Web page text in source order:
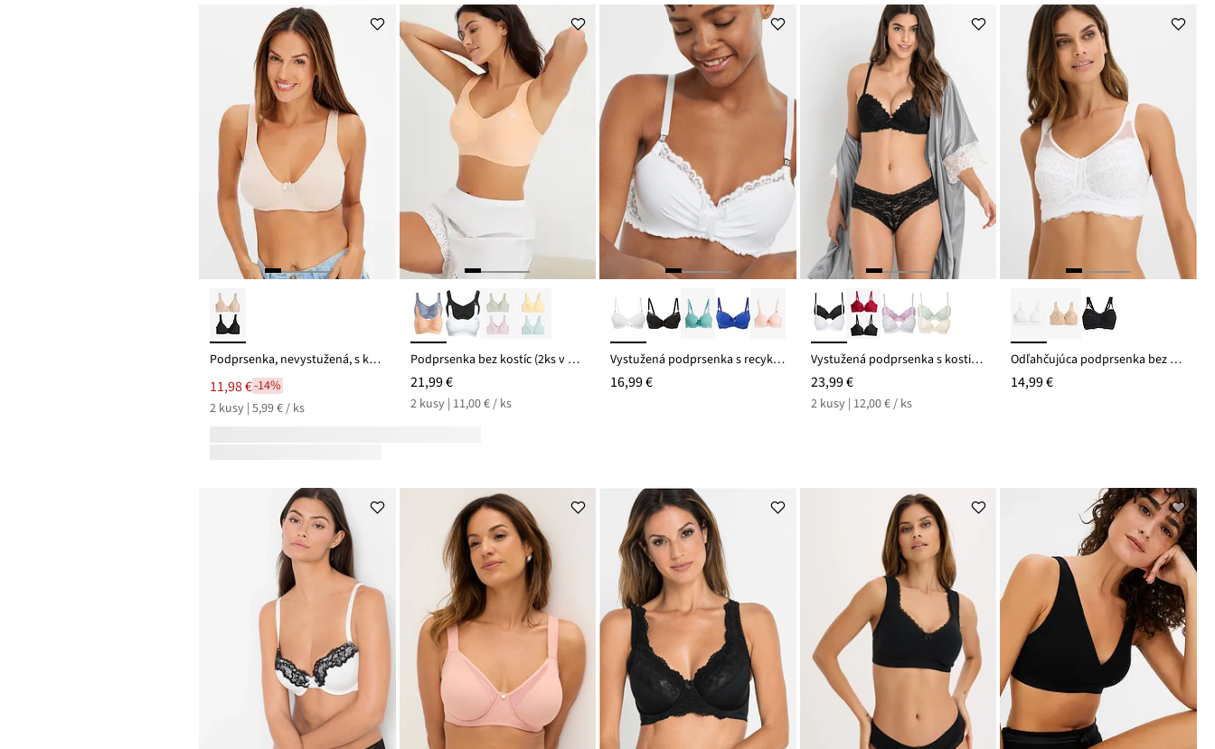
Podprsenka, nevystužená, s kosticami s bio bavlnou (2 ks v balení)
11,98 €-14%
2 kusy | 5,99 € / ks
Podprsenka bez kostíc (2ks v balení) bio bavlna
21,99 €
2 kusy | 11,00 € / ks
Vystužená podprsenka s recyklovaným polyamidom
16,99 €
Vystužená podprsenka s kosticami (2 ks)
23,99 €
2 kusy | 12,00 € / ks
Odľahčujúca podprsenka bez kostíc, s vystuženými ramienkami
14,99 €